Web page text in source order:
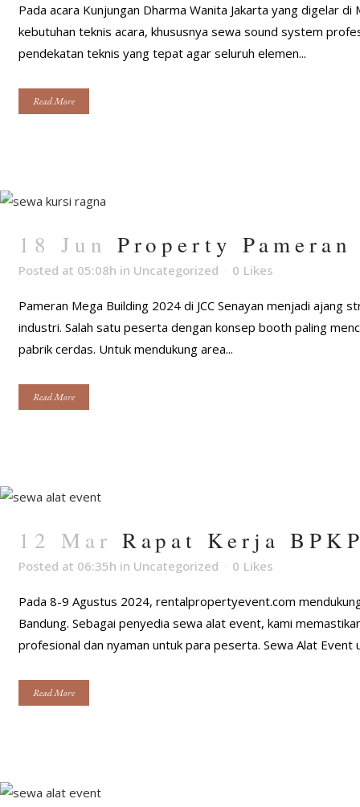
Pada acara Kunjungan Dharma Wanita Jakarta yang digelar
kebutuhan teknis acara, khususnya sewa sound system
pendekatan teknis yang tepat agar seluruh elemen...
Read More
18 Jun Property
Posted at 05:08h in Uncategorized 0 Likes
Pameran Mega Building 2024 di JCC Senayan menjadi
industri. Salah satu peserta dengan konsep booth paling
pabrik cerdas. Untuk mendukung area...
Read More
12 Mar Rapat Kerja
Posted at 06:35h in Uncategorized 0 Likes
Pada 8-9 Agustus 2024, rentalpropertyevent.com
Bandung. Sebagai penyedia sewa alat event, kami
profesional dan nyaman untuk para peserta. Sewa Alat Event
Read More